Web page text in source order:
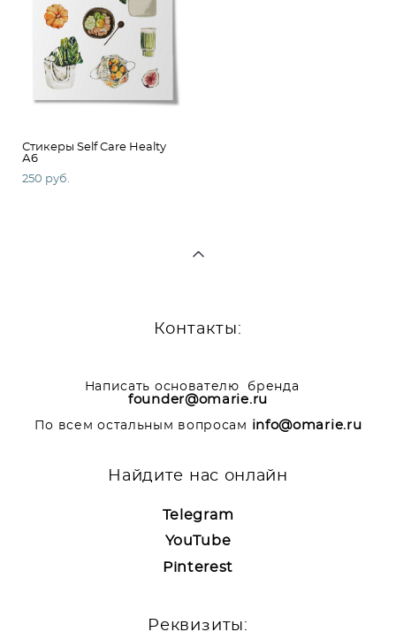
Стикеры Self Care Healty
А6
250 pуб.
Контакты:
Написать основателю бренда
founder@omarie.ru
По всем остальным вопросам info@omarie.ru
Найдите нас онлайн
Telegram
YouTube
Pinterest
Реквизиты: